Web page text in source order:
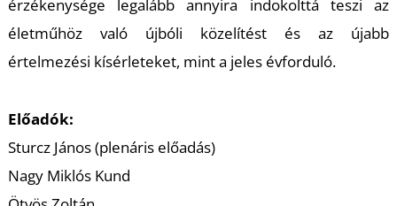
érzékenysége legalább annyira indokolttá teszi az
életműhöz való újbóli közelítést és az újabb
értelmezési kísérleteket, mint a jeles évforduló.
Előadók:
Sturcz János (plenáris előadás)
Nagy Miklós Kund